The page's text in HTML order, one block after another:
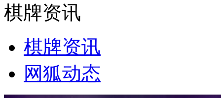
棋牌资讯
棋牌资讯
网狐动态